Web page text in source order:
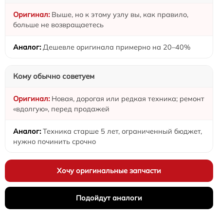
Выше, но к этому узлу вы, как правило,
больше не возвращаетесь
Дешевле оригинала примерно на 20–40%
Кому обычно советуем
Новая, дорогая или редкая техника; ремонт
«вдолгую», перед продажей
Техника старше 5 лет, ограниченный бюджет,
нужно починить срочно
Хочу оригинальные запчасти
Подойдут аналоги